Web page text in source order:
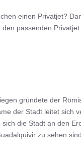
einen Privatjet?
passenden
gründete der
der Stadt leitet sich
die Stadt an den
zu sehen